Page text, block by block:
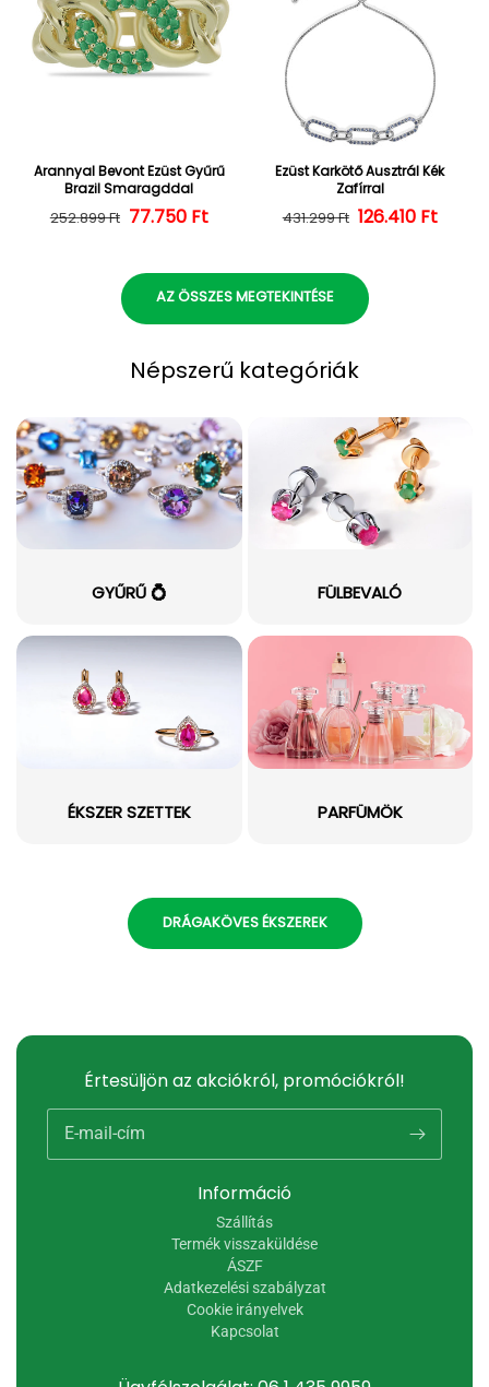
Arannyal Bevont Ezüst Gyűrű
Brazil Smaragddal
Normál ár
252.899 Ft Kedvezményes ár
77.750 Ft
Ezüst Karkötő Ausztrál Kék
Zafírral
Normál ár
431.299 Ft 126.410 Ft
AZ ÖSSZES MEGTEKINTÉSE
Népszerű kategóriák
GYŰRŰ 💍 FÜLBEVALÓ
ÉKSZER SZETTEK PARFÜMÖK
DRÁGAKÖVES ÉKSZEREK
Információ
Szállítás
Termék visszaküldése
ÁSZF
Adatkezelési szabályzat
Cookie irányelvek
Kapcsolat
Értesüljön az akciókról, promóciókról!
E-mail-cím